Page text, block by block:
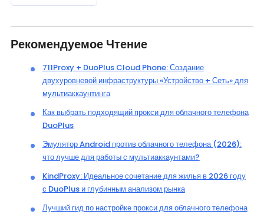
Рекомендуемое Чтение
711Proxy + DuoPlus Cloud Phone: Создание
двухуровневой инфраструктуры «Устройство + Сеть» для
мультиаккаунтинга
Как выбрать подходящий прокси для облачного телефона
DuoPlus
Эмулятор Android против облачного телефона (2026):
что лучше для работы с мультиаккаунтами?
KindProxy: Идеальное сочетание для жилья в 2026 году
с DuoPlus и глубинным анализом рынка
Лучший гид по настройке прокси для облачного телефона